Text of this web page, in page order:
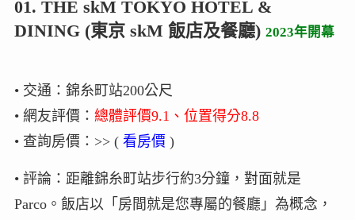
01. THE skM TOKYO HOTEL &
DINING (東京 skM 飯店及餐廳) 2023年開幕
• 交通：錦糸町站200公尺
• 網友評價： 總體評價9.1、位置得分8.8
• 查詢房價：>> ( 看房價 )
• 評論：距離錦糸町站步行約3分鐘，對面就是
Parco。飯店以「房間就是您專屬的餐廳」為概念，